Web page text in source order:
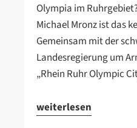
Olympia im
Michael Mronz ist das
Gemeinsam mit der
Landesregierung um
„Rhein Ruhr Olympic
weiterlesen